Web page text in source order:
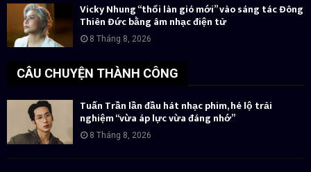
Vicky Nhung “thổi làn gió mới” vào sáng tác Đông
Thiên Đức bằng âm nhạc điện tử
8 Tháng 8, 2026
CÂU CHUYỆN THÀNH CÔNG
Tuấn Trần lần đầu hát nhạc phim, hé lộ trải
nghiệm “vừa áp lực vừa đáng nhớ”
8 Tháng 8, 2026